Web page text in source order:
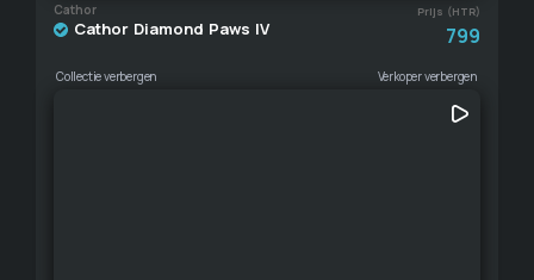
Cathor Prijs (HTR)
Cathor Diamond Paws IV 799
Collectie verbergen Verkoper verbergen